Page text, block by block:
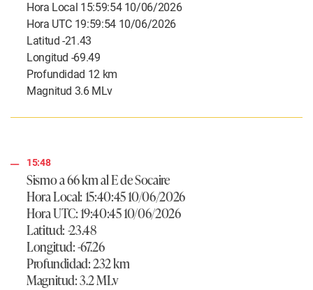
Hora Local 15:59:54 10/06/2026
Hora UTC 19:59:54 10/06/2026
Latitud -21.43
Longitud -69.49
Profundidad 12 km
Magnitud 3.6 MLv
15:48
Sismo a 66 km al E de Socaire
Hora Local: 15:40:45 10/06/2026
Hora UTC: 19:40:45 10/06/2026
Latitud: -23.48
Longitud: -67.26
Profundidad: 232 km
Magnitud: 3.2 MLv